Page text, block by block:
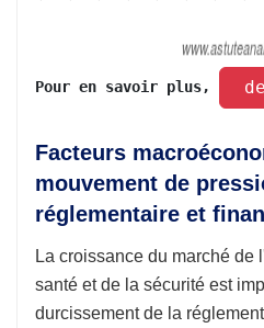
Pour en savoir plus,
Facteurs
mouvement de
réglementaire et
La croissance du marché de
santé et de la sécurité est
durcissement de la